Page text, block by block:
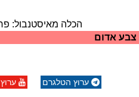
הכלה מאיסטנבול: פרק 213, טרם
צבע אדום
ערוץ הטלגרם